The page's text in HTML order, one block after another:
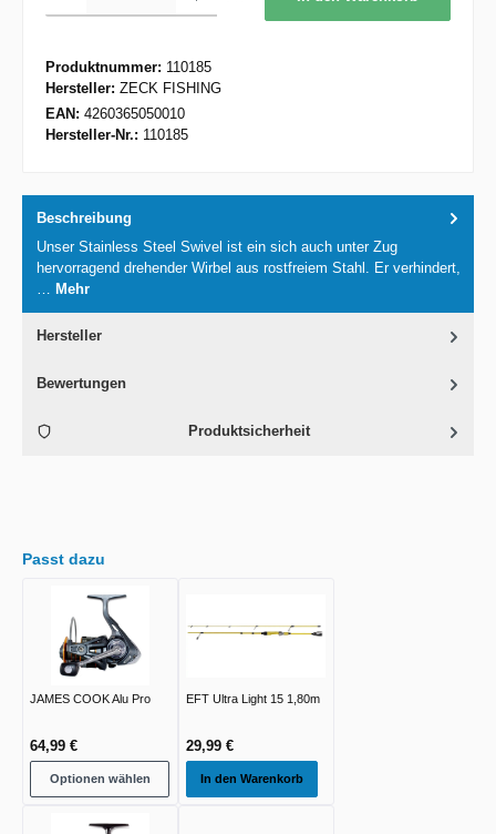
Produktnummer: 110185
Hersteller: ZECK FISHING
EAN: 4260365050010
Hersteller-Nr.: 110185
Beschreibung
Unser Stainless Steel Swivel ist ein sich auch unter Zug
hervorragend drehender Wirbel aus rostfreiem Stahl. Er verhindert,
… Mehr
Hersteller
Bewertungen
Produktsicherheit
Passt dazu
JAMES COOK Alu Pro
64,99 €
Optionen wählen
EFT Ultra Light 15 1,80m
29,99 €
In den Warenkorb